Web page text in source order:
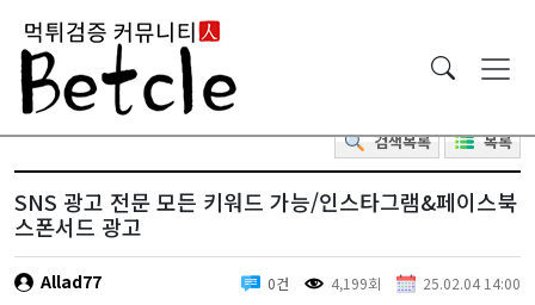
검색목록 목록
SNS 광고 전문 모든 키워드 가능/인스타그램&페이스북
스폰서드 광고
Allad77 0건 4,199회 25.02.04 14:00